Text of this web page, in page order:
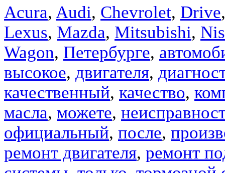
Acura, Audi, Chevrolet, Drive
Lexus, Mazda, Mitsubishi,
Wagon, Петербурге,
высокое, двигателя,
качественный, качество,
масла, можете,
официальный, после,
ремонт двигателя, ремонт